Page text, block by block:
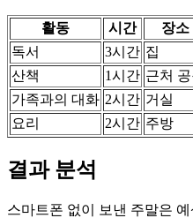
활동 시간
장소
독서
3시간 집
산책
1시간 근처 공
가족과의 대화 2시간 거실
요리
2시간 주방
결과 분석
스마트폰 없이 보낸 주말은